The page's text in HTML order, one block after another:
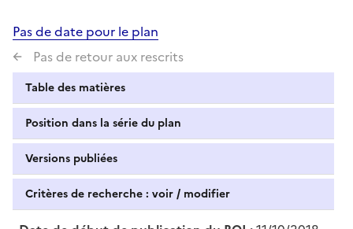
Pas de date pour le plan
Pas de retour aux rescrits
Table des matières
Position dans la série du plan
Versions publiées
Critères de recherche : voir / modifier